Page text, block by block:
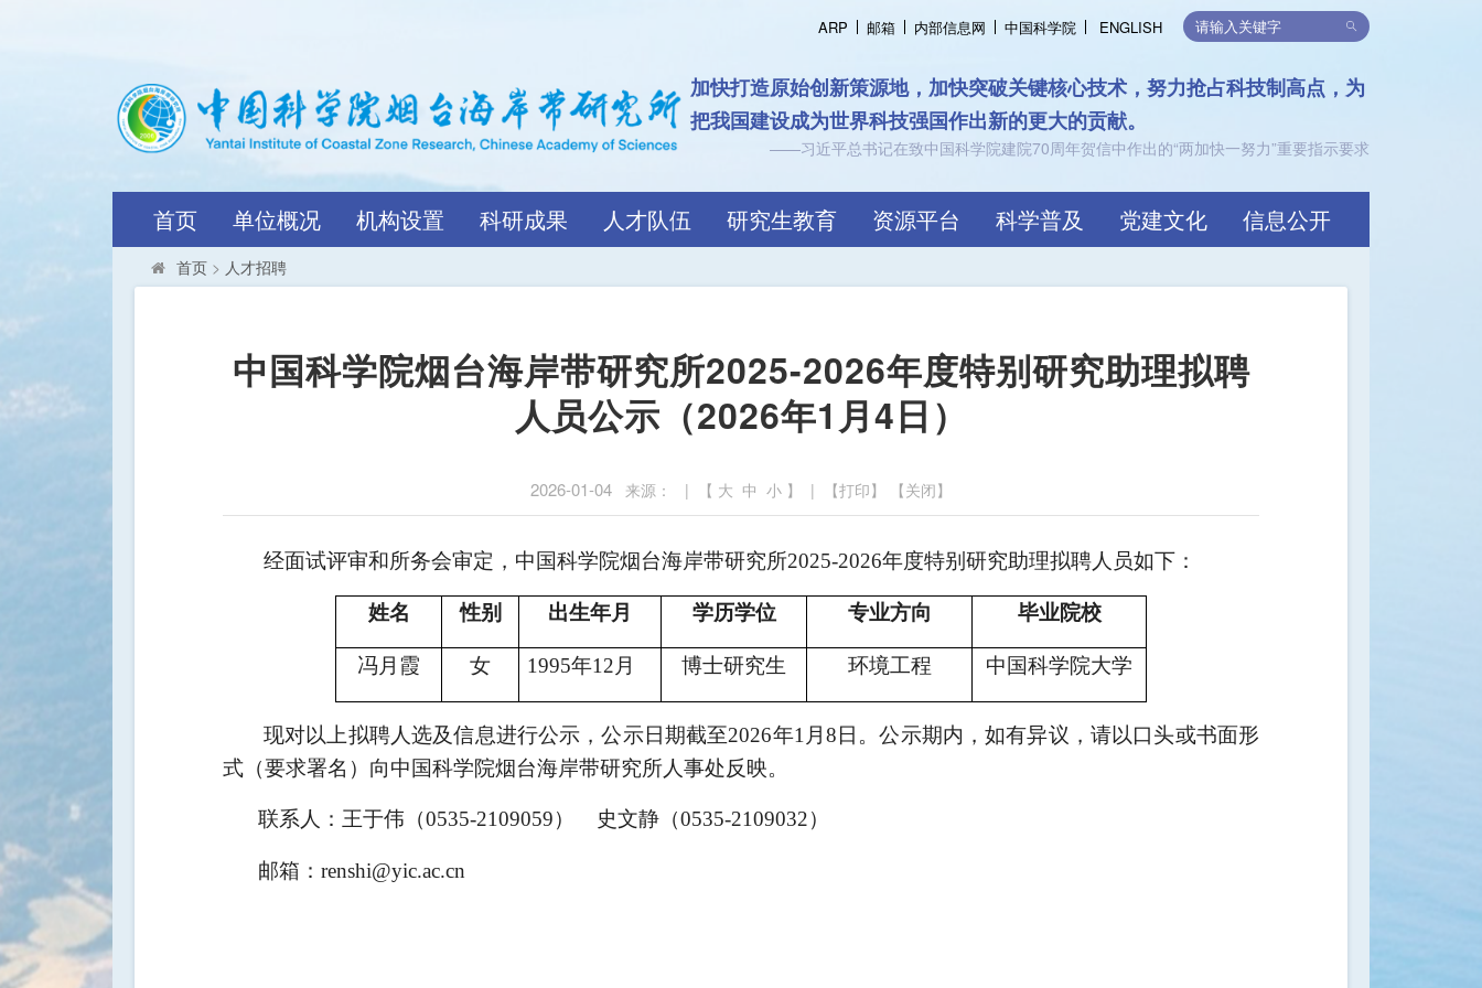
ARP 邮箱 内部信息网 中国科学院 ENGLISH
加快打造原始创新策源地，加快突破关键核心技术，努力抢占科技制高点，为
把我国建设成为世界科技强国作出新的更大的贡献。
——习近平总书记在致中国科学院建院70周年贺信中作出的“两加快一努力”重要指示要求
首页 单位概况 机构设置 科研成果 人才队伍 研究生教育 资源平台 科学普及 党建文化 信息公开
首页 > 人才招聘
中国科学院烟台海岸带研究所2025-2026年度特别研究助理拟聘
人员公示（2026年1月4日）
2026-01-04 来源： | 【 大 中 小 】 | 【打印】 【关闭】
经面试评审和所务会审定，中国科学院烟台海岸带研究所2025-2026年度特别研究助理拟聘人员如下：
姓名 性别 出生年月 学历学位 专业方向 毕业院校
冯月霞 女 1995年12月 博士研究生 环境工程 中国科学院大学
现对以上拟聘人选及信息进行公示，公示日期截至2026年1月8日。公示期内，如有异议，请以口头或书面形
式（要求署名）向中国科学院烟台海岸带研究所人事处反映。
联系人：王于伟（0535-2109059） 史文静（0535-2109032）
邮箱： renshi@yic.ac.cn